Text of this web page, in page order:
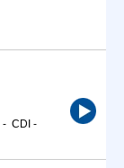
- CDI -